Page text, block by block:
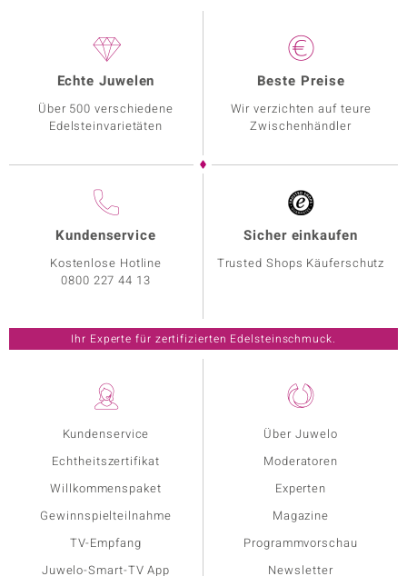
Kundenservice
Echtheitszertifikat
Willkommenspaket
Gewinnspielteilnahme
TV-Empfang
Juwelo-Smart-TV App
Über Juwelo
Moderatoren
Experten
Magazine
Programmvorschau
Newsletter
Echte Juwelen
Über 500 verschiedene
Edelsteinvarietäten
Beste Preise
Wir verzichten auf teure
Zwischenhändler
Kundenservice
Kostenlose Hotline
0800 227 44 13
Sicher einkaufen
Trusted Shops Käuferschutz
Ihr Experte für zertifizierten Edelsteinschmuck.